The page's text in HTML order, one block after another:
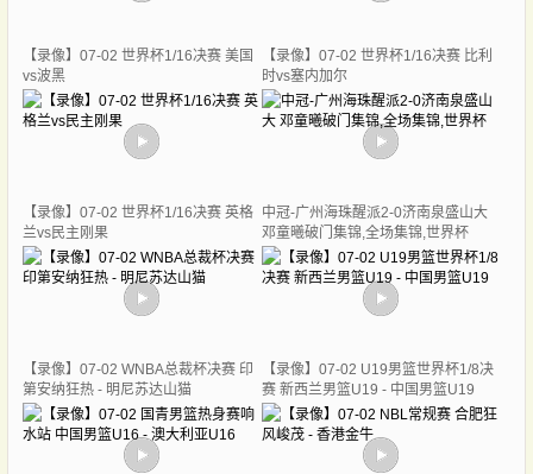
【录像】07-02 世界杯1/16决赛 美国
vs波黑
【录像】07-02 世界杯1/16决赛 比利
时vs塞内加尔
【录像】07-02 世界杯1/16决赛 英格
兰vs民主刚果
中冠-广州海珠醒派2-0济南泉盛山大
邓童曦破门集锦,全场集锦,世界杯
【录像】07-02 WNBA总裁杯决赛 印
第安纳狂热 - 明尼苏达山猫
【录像】07-02 U19男篮世界杯1/8决
赛 新西兰男篮U19 - 中国男篮U19